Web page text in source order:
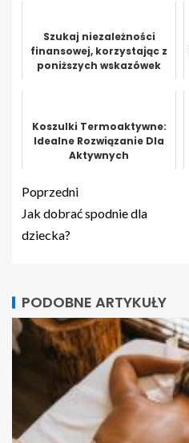
Szukaj niezależności
finansowej, korzystając z
poniższych wskazówek
Koszulki Termoaktywne:
Idealne Rozwiązanie Dla
Aktywnych
Poprzedni
Jak dobrać spodnie dla
dziecka?
PODOBNE ARTYKUŁY